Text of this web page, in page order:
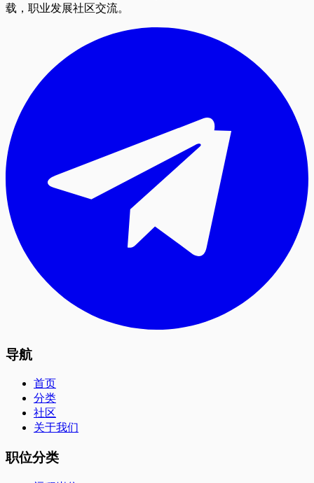
载，职业发展社区交流。
导航
首页
分类
社区
关于我们
职位分类